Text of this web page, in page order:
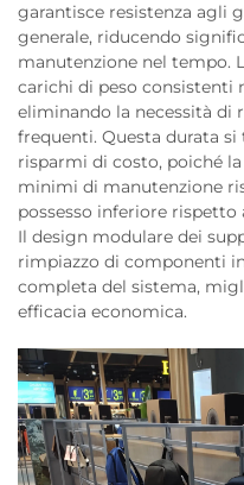
garantisce resistenza agli
generale, riducendo
manutenzione nel tempo.
carichi di peso consistenti
eliminando la necessità di
frequenti. Questa durata
risparmi di costo, poiché
minimi di manutenzione
possesso inferiore
Il design modulare dei
rimpiazzo di componenti
completa del sistema,
efficacia economica.